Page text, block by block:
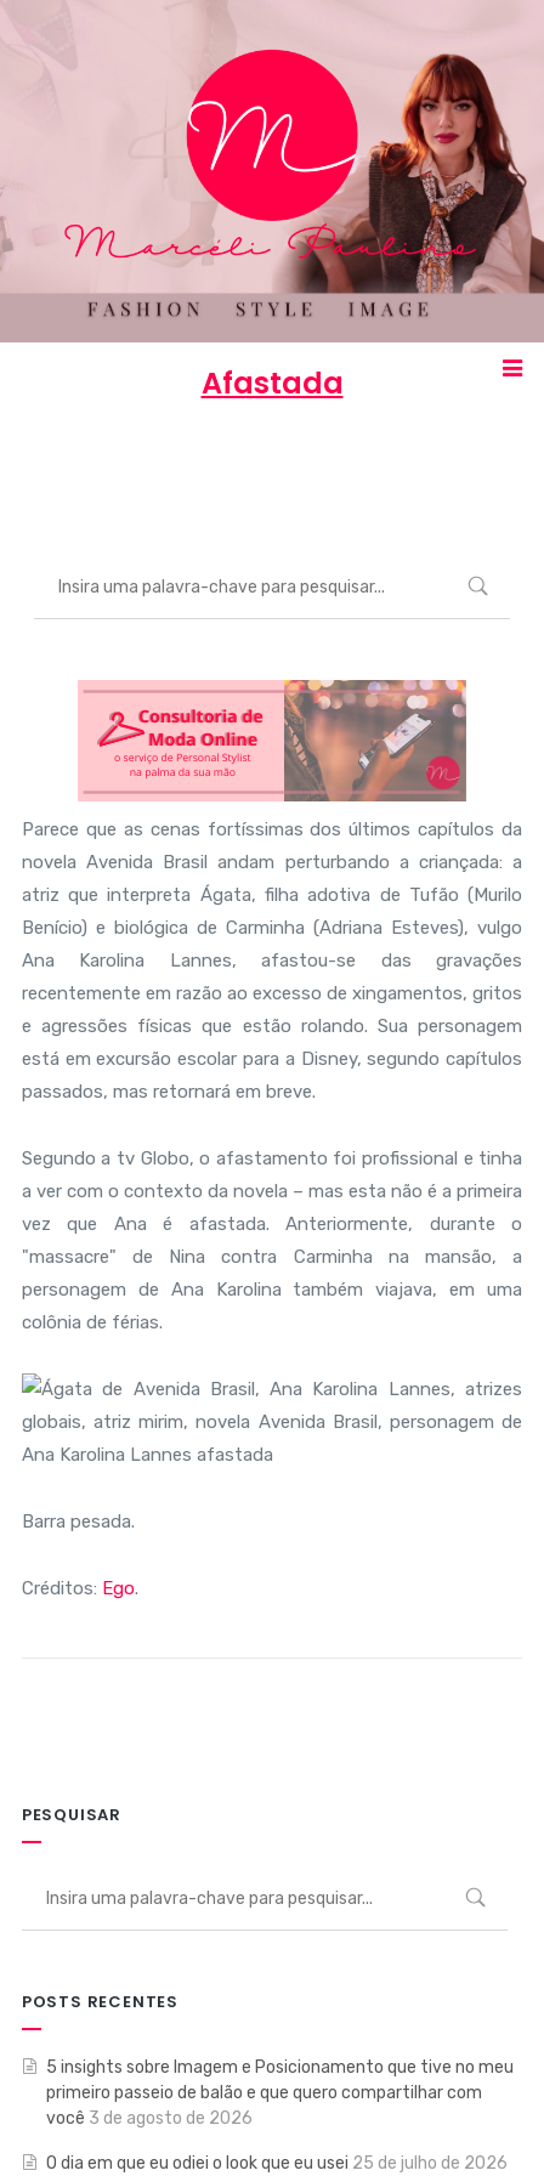
Afastada
Parece que as cenas fortíssimas dos últimos capítulos da
novela Avenida Brasil andam perturbando a criançada: a
atriz que interpreta Ágata, filha adotiva de Tufão (Murilo
Benício) e biológica de Carminha (Adriana Esteves), vulgo
Ana Karolina Lannes, afastou-se das gravações
recentemente em razão ao excesso de xingamentos, gritos
e agressões físicas que estão rolando. Sua personagem
está em excursão escolar para a Disney, segundo capítulos
passados, mas retornará em breve.
Segundo a tv Globo, o afastamento foi profissional e tinha
a ver com o contexto da novela – mas esta não é a primeira
vez que Ana é afastada. Anteriormente, durante o
"massacre" de Nina contra Carminha na mansão, a
personagem de Ana Karolina também viajava, em uma
colônia de férias.
Barra pesada.
Créditos: Ego.
PESQUISAR
POSTS RECENTES
5 insights sobre Imagem e Posicionamento que tive no meu
primeiro passeio de balão e que quero compartilhar com
você 3 de agosto de 2026
O dia em que eu odiei o look que eu usei 25 de julho de 2026